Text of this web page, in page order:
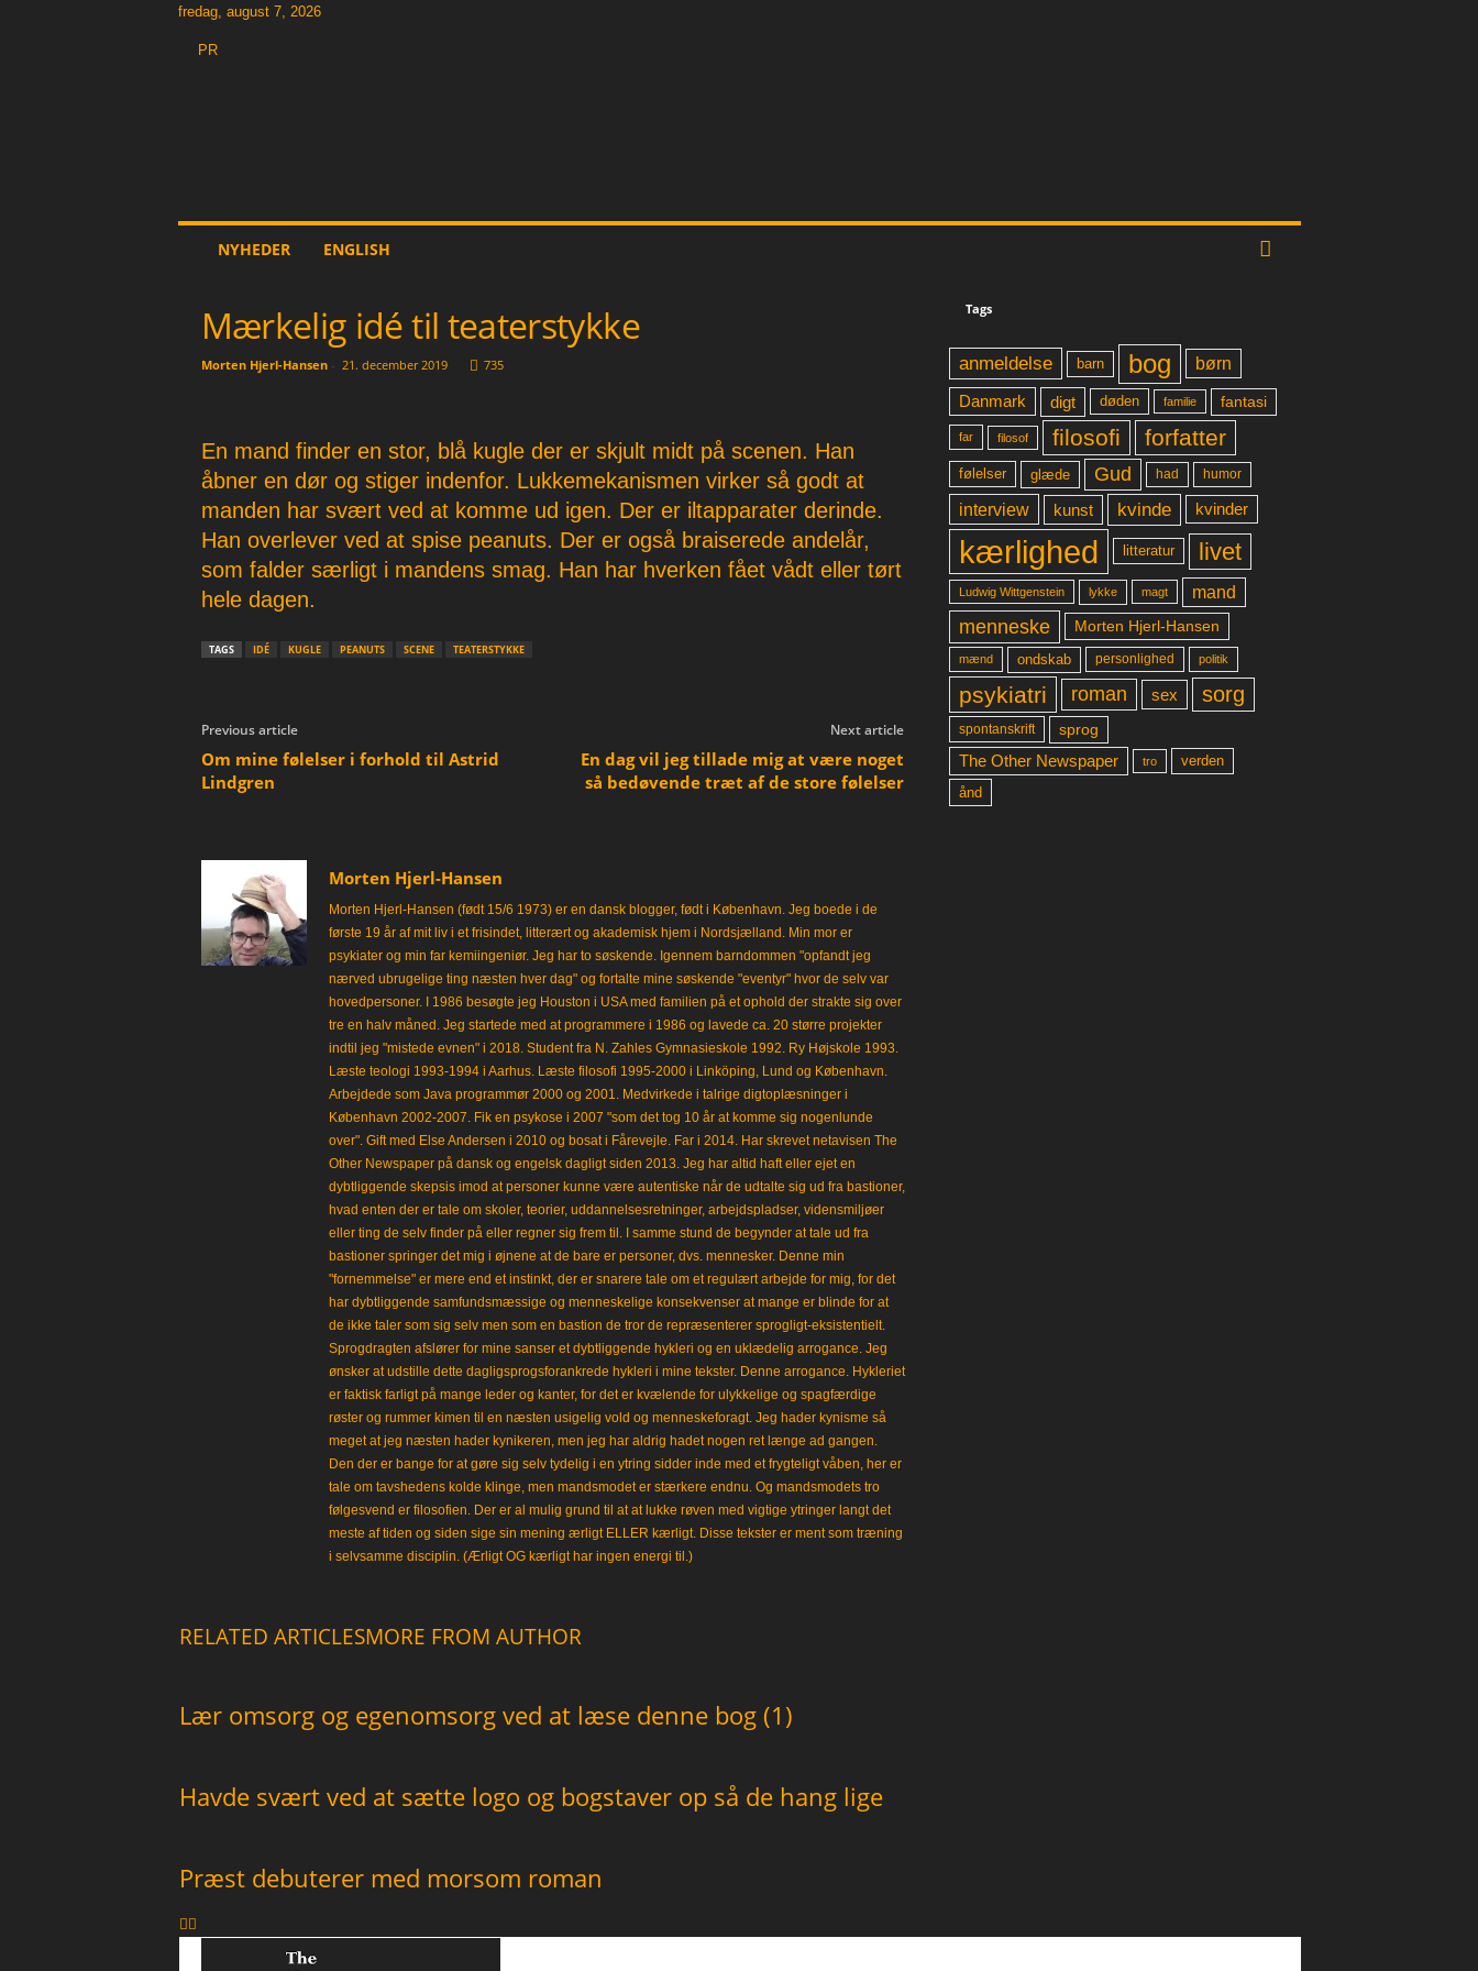
fredag, august 7, 2026
PR
NYHEDER ENGLISH
Mærkelig idé til teaterstykke
Morten Hjerl-Hansen- 21. december 2019 735
En mand finder en stor, blå kugle der er skjult midt på scenen. Han
åbner en dør og stiger indenfor. Lukkemekanismen virker så godt at
manden har svært ved at komme ud igen. Der er iltapparater derinde.
Han overlever ved at spise peanuts. Der er også braiserede andelår,
som falder særligt i mandens smag. Han har hverken fået vådt eller tørt
hele dagen.
TAGS IDÉ KUGLE PEANUTS SCENE TEATERSTYKKE
Previous article
Om mine følelser i forhold til Astrid
Lindgren
Next article
En dag vil jeg tillade mig at være noget
så bedøvende træt af de store følelser
Morten Hjerl-Hansen
Morten Hjerl-Hansen (født 15/6 1973) er en dansk blogger, født i København. Jeg boede i de
første 19 år af mit liv i et frisindet, litterært og akademisk hjem i Nordsjælland. Min mor er
psykiater og min far kemiingeniør. Jeg har to søskende. Igennem barndommen "opfandt jeg
nærved ubrugelige ting næsten hver dag" og fortalte mine søskende "eventyr" hvor de selv var
hovedpersoner. I 1986 besøgte jeg Houston i USA med familien på et ophold der strakte sig over
tre en halv måned. Jeg startede med at programmere i 1986 og lavede ca. 20 større projekter
indtil jeg "mistede evnen" i 2018. Student fra N. Zahles Gymnasieskole 1992. Ry Højskole 1993.
Læste teologi 1993-1994 i Aarhus. Læste filosofi 1995-2000 i Linköping, Lund og København.
Arbejdede som Java programmør 2000 og 2001. Medvirkede i talrige digtoplæsninger i
København 2002-2007. Fik en psykose i 2007 "som det tog 10 år at komme sig nogenlunde
over". Gift med Else Andersen i 2010 og bosat i Fårevejle. Far i 2014. Har skrevet netavisen The
Other Newspaper på dansk og engelsk dagligt siden 2013. Jeg har altid haft eller ejet en
dybtliggende skepsis imod at personer kunne være autentiske når de udtalte sig ud fra bastioner,
hvad enten der er tale om skoler, teorier, uddannelsesretninger, arbejdspladser, vidensmiljøer
eller ting de selv finder på eller regner sig frem til. I samme stund de begynder at tale ud fra
bastioner springer det mig i øjnene at de bare er personer, dvs. mennesker. Denne min
"fornemmelse" er mere end et instinkt, der er snarere tale om et regulært arbejde for mig, for det
har dybtliggende samfundsmæssige og menneskelige konsekvenser at mange er blinde for at
de ikke taler som sig selv men som en bastion de tror de repræsenterer sprogligt-eksistentielt.
Sprogdragten afslører for mine sanser et dybtliggende hykleri og en uklædelig arrogance. Jeg
ønsker at udstille dette dagligsprogsforankrede hykleri i mine tekster. Denne arrogance. Hykleriet
er faktisk farligt på mange leder og kanter, for det er kvælende for ulykkelige og spagfærdige
røster og rummer kimen til en næsten usigelig vold og menneskeforagt. Jeg hader kynisme så
meget at jeg næsten hader kynikeren, men jeg har aldrig hadet nogen ret længe ad gangen.
Den der er bange for at gøre sig selv tydelig i en ytring sidder inde med et frygteligt våben, her er
tale om tavshedens kolde klinge, men mandsmodet er stærkere endnu. Og mandsmodets tro
følgesvend er filosofien. Der er al mulig grund til at at lukke røven med vigtige ytringer langt det
meste af tiden og siden sige sin mening ærligt ELLER kærligt. Disse tekster er ment som træning
i selvsamme disciplin. (Ærligt OG kærligt har ingen energi til.)
RELATED ARTICLESMORE FROM AUTHOR
Lær omsorg og egenomsorg ved at læse denne bog (1)
Havde svært ved at sætte logo og bogstaver op så de hang lige
Præst debuterer med morsom roman
Tags
anmeldelse barn bog børn
Danmark digt døden familie fantasi
far filosof filosofi forfatter
følelser glæde Gud had humor
interview kunst kvinde kvinder
kærlighed litteratur livet
Ludwig Wittgenstein lykke magt mand
menneske Morten Hjerl-Hansen
mænd ondskab personlighed politik
psykiatri roman sex sorg
spontanskrift sprog
The Other Newspaper tro verden
ånd